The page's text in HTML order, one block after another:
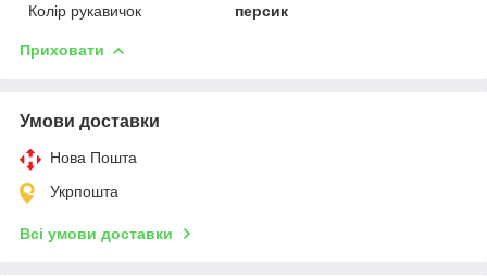
Колір рукавичок
персик
Приховати
Умови доставки
Нова Пошта
Укрпошта
Всі умови доставки